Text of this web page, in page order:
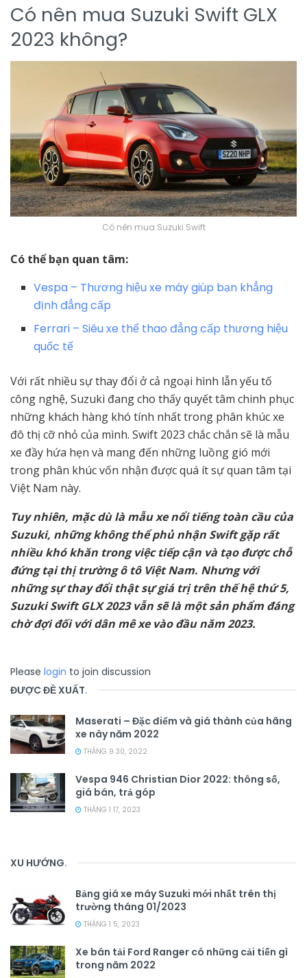
Có nên mua Suzuki Swift GLX
2023 không?
Có nên mua Suzuki Swift
Có thể bạn quan tâm:
Vespa – Thương hiệu xe máy giúp bạn khẳng
định đẳng cấp
Ferrari – Siêu xe thể thao đẳng cấp thương hiệu
quốc tế
Với rất nhiều sự thay đổi ở cả ngoại hình lẫn yếu tố
công nghệ, Suzuki đang cho thấy quyết tâm chinh phục
những khách hàng khó tính nhất trong phân khúc xe
đô thị cỡ nhỏ của mình. Swift 2023 chắc chắn sẽ là mẫu
xe đầy hứa hẹn và mang đến những luồng gió mới
trong phân khúc vốn nhận được quá ít sự quan tâm tại
Việt Nam này.
Tuy nhiên, mặc dù là mẫu xe nổi tiếng toàn cầu của
Suzuki, những không thể phủ nhận Swift gặp rất
nhiều khó khăn trong việc tiếp cận và tạo được chỗ
đứng tại thị trường ô tô Việt Nam. Nhưng với
những sự thay đổi thật sự giá trị trên thế hệ thứ 5,
Suzuki Swift GLX 2023 vẫn sẽ là một sản phẩm đáng
chờ đợi đối với dân mê xe vào đầu năm 2023.
Please login to join discussion
ĐƯỢC ĐỀ XUẤT.
Maserati – Đặc điểm và giá thành của hãng
xe này năm 2022
THÁNG 9 30, 2022
Vespa 946 Christian Dior 2022: thông số,
giá bán, trả góp
THÁNG 1 17, 2023
XU HƯỚNG.
Bảng giá xe máy Suzuki mới nhất trên thị
trường tháng 01/2023
THÁNG 1 5, 2023
Xe bán tải Ford Ranger có những cải tiến gì
trong năm 2022